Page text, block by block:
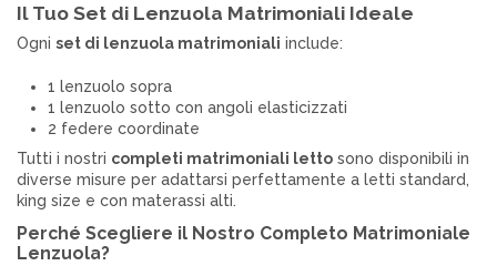
Il Tuo Set di Lenzuola Matrimoniali Ideale
Ogni set di lenzuola matrimoniali include:
1 lenzuolo sopra
1 lenzuolo sotto con angoli elasticizzati
2 federe coordinate
Tutti i nostri completi matrimoniali letto sono disponibili in
diverse misure per adattarsi perfettamente a letti standard,
king size e con materassi alti.
Perché Scegliere il Nostro Completo Matrimoniale
Lenzuola?